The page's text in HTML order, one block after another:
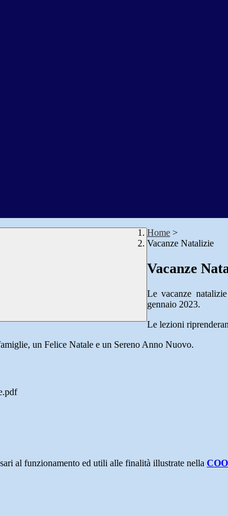
Home >
Vacanze Natalizie
Vacanze
Le vacanze
gennaio 2023.
Le lezioni
un Felice Natale e un Sereno Anno Nuovo.
al funzionamento ed utili alle finalità illustrate nella